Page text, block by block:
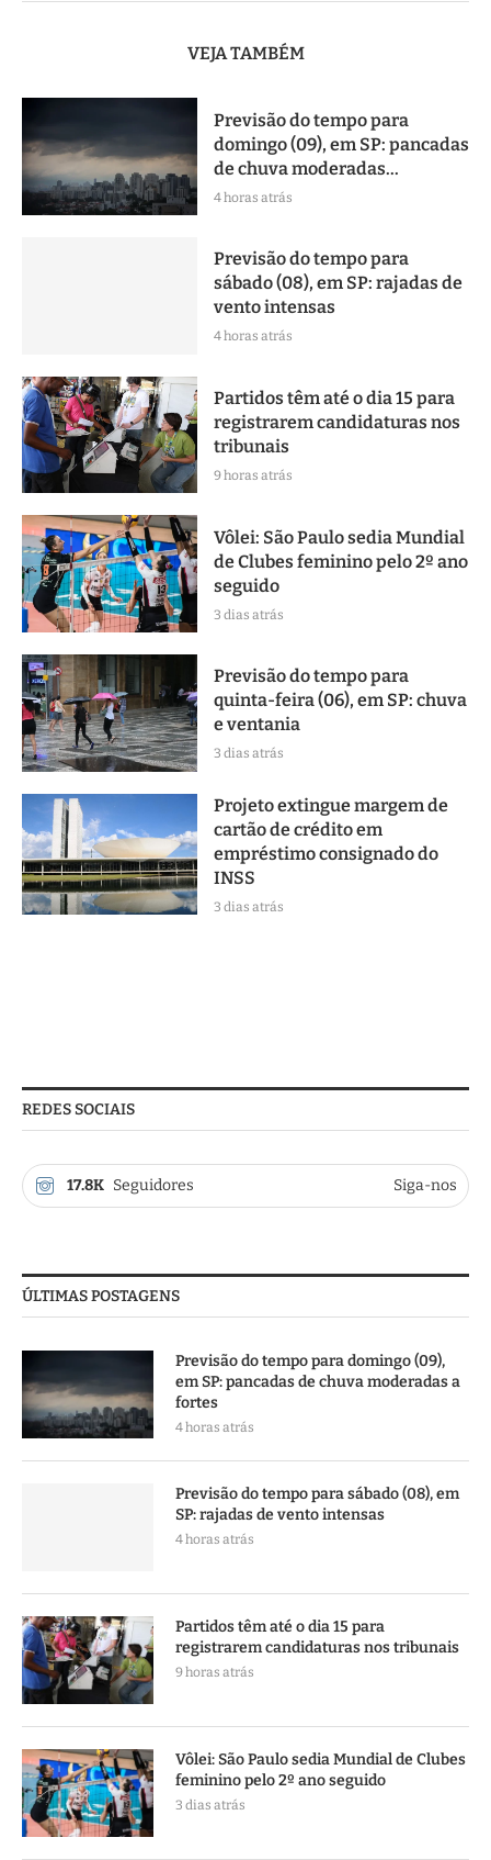
VEJA TAMBÉM
Previsão do tempo para
domingo (09), em SP: pancadas
de chuva moderadas...
4 horas atrás
Previsão do tempo para
sábado (08), em SP: rajadas de
vento intensas
4 horas atrás
Partidos têm até o dia 15 para
registrarem candidaturas nos
tribunais
9 horas atrás
Vôlei: São Paulo sedia Mundial
de Clubes feminino pelo 2º ano
seguido
3 dias atrás
Previsão do tempo para
quinta-feira (06), em SP: chuva
e ventania
3 dias atrás
Projeto extingue margem de
cartão de crédito em
empréstimo consignado do
INSS
3 dias atrás
REDES SOCIAIS
17.8K Seguidores Siga-nos
ÚLTIMAS POSTAGENS
Previsão do tempo para domingo (09),
em SP: pancadas de chuva moderadas a
fortes
4 horas atrás
Previsão do tempo para sábado (08), em
SP: rajadas de vento intensas
4 horas atrás
Partidos têm até o dia 15 para
registrarem candidaturas nos tribunais
9 horas atrás
Vôlei: São Paulo sedia Mundial de Clubes
feminino pelo 2º ano seguido
3 dias atrás